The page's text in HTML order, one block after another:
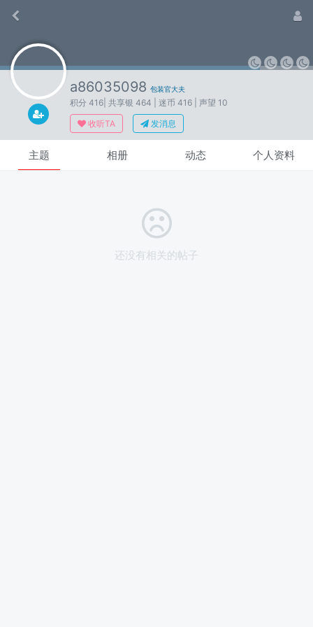
a86035098 包装官大夫
积分 416 | 共享银 464 | 迷币 416
| 声望 10
收听TA
发消息
主题 相册 动态 个人资料
还没有相关的帖子